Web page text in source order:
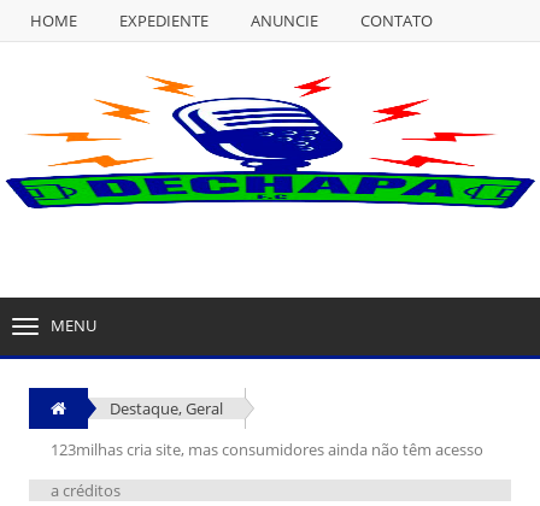
HOME EXPEDIENTE ANUNCIE
CONTATO
EXPEDIENTE ANUNCIE
MENU
Destaque,Geral
123milhas cria site, mas consumidores ainda não têm acesso
a créditos